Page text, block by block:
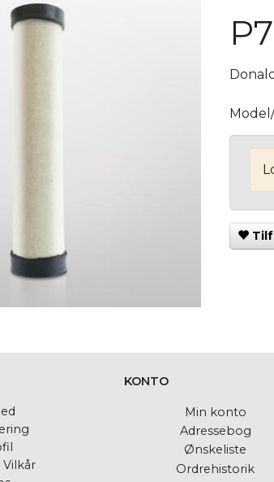
Vilkår
KONTO
Min konto
Adressebog
Ønskeliste
Ordrehistorik